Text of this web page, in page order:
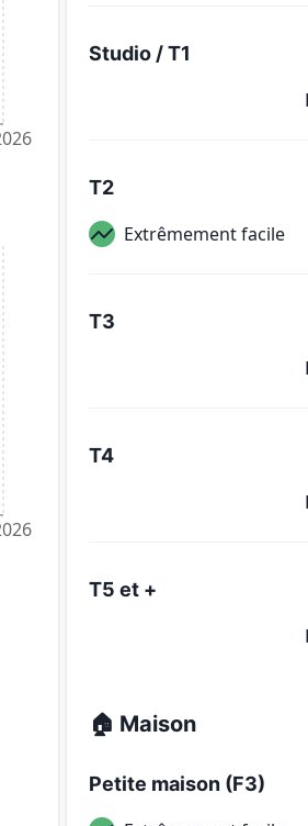
Studio / T1
T2
Extrêmement facile
T3
T4
T5 et +
🏠 Maison
Petite maison (F3)